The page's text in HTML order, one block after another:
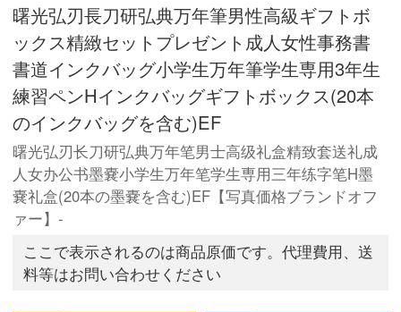
曙光弘刃長刀研弘典万年筆男性高級ギフトボ
ックス精緻セットプレゼント成人女性事務書
書道インクバッグ小学生万年筆学生専用3年生
練習ペンHインクバッグギフトボックス(20本
のインクバッグを含む)EF
曙光弘刃长刀研弘典万年笔男士高级礼盒精致套送礼成
人女办公书墨嚢小学生万年笔学生専用三年练字笔H墨
嚢礼盒(20本の墨嚢を含む)EF【写真価格ブランドオフ
ァー】-
ここで表示されるのは商品原価です。代理費用、送
料等はお問い合わせください